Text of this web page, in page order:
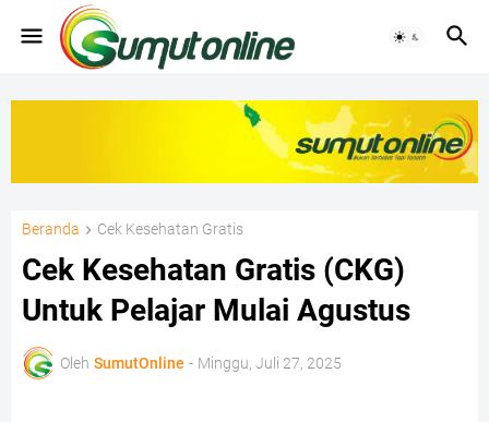
Beranda Cek Kesehatan Gratis
Cek Kesehatan Gratis (CKG)
Untuk Pelajar Mulai Agustus
Oleh SumutOnline - Minggu, Juli 27, 2025